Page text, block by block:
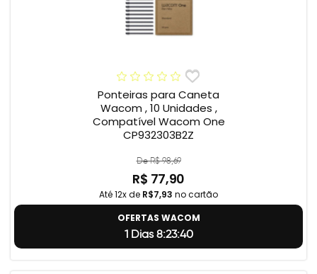
Ponteiras para Caneta
Wacom , 10 Unidades ,
Compatível Wacom One
CP932303B2Z
De R$ 98,69
R$ 77,90
Até 12x de R$7,93 no cartão
OFERTAS WACOM
1 Dias 8:23:39